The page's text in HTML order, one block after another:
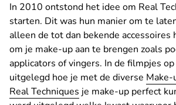
In 2010 ontstond het idee om Real
starten. Dit was hun manier om te
alleen de tot dan bekende accessoires
om je make-up aan te brengen zoals
applicators of vingers. In de filmpjes
uitgelegd hoe je met de diverse Make-
Real Techniques je make-up perfect